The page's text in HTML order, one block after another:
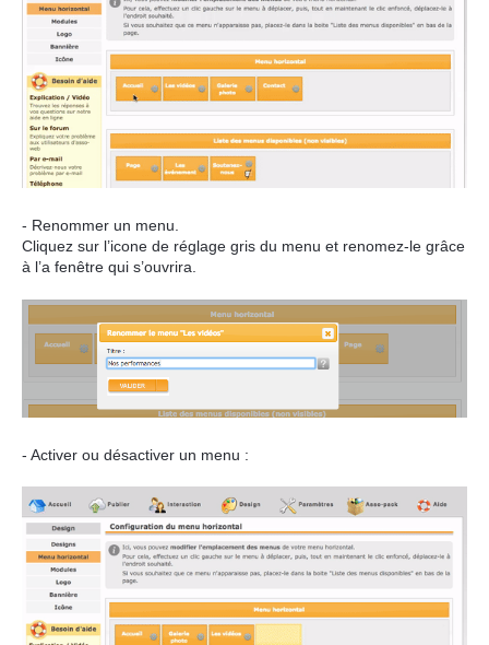
- Renommer un menu.
Cliquez sur l’icone de réglage gris du menu et renomez-le grâce
à l’a fenêtre qui s’ouvrira.
- Activer ou désactiver un menu :